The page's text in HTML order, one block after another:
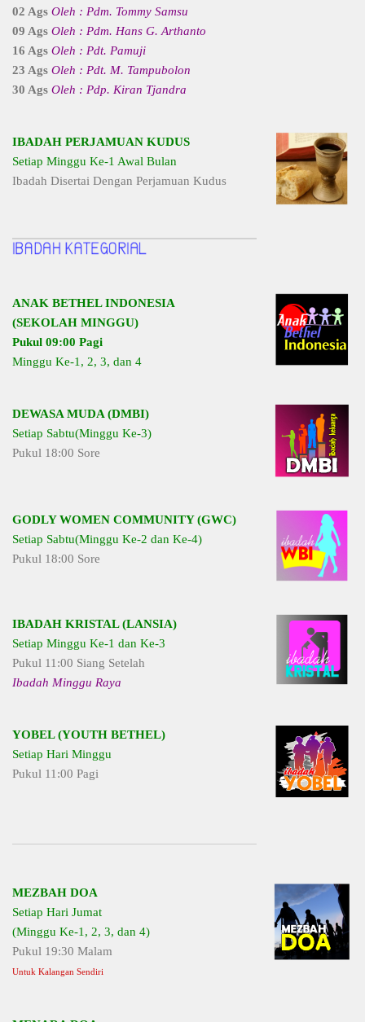
02 Ags Oleh : Pdm. Tommy Samsu
09 Ags Oleh : Pdm. Hans G. Arthanto
16 Ags Oleh : Pdt. Pamuji
23 Ags Oleh : Pdt. M. Tampubolon
30 Ags Oleh : Pdp. Kiran Tjandra
IBADAH PERJAMUAN KUDUS
Setiap Minggu Ke-1 Awal Bulan
Ibadah Disertai Dengan Perjamuan Kudus
ANAK BETHEL INDONESIA
(SEKOLAH MINGGU)
Pukul 09:00 Pagi
Minggu Ke-1, 2, 3, dan 4
DEWASA MUDA (DMBI)
Setiap Sabtu(Minggu Ke-3)
Pukul 18:00 Sore
GODLY WOMEN COMMUNITY (GWC)
Setiap Sabtu(Minggu Ke-2 dan Ke-4)
Pukul 18:00 Sore
IBADAH KRISTAL (LANSIA)
Setiap Minggu Ke-1 dan Ke-3
Pukul 11:00 Siang Setelah
Ibadah Minggu Raya
YOBEL (YOUTH BETHEL)
Setiap Hari Minggu
Pukul 11:00 Pagi
MEZBAH DOA
Setiap Hari Jumat
(Minggu Ke-1, 2, 3, dan 4)
Pukul 19:30 Malam
Untuk Kalangan Sendiri